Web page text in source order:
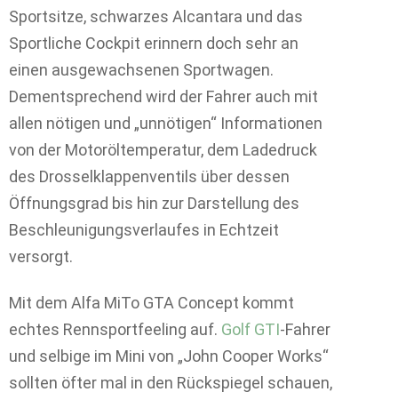
Sportsitze, schwarzes Alcantara und das
Sportliche Cockpit erinnern doch sehr an
einen ausgewachsenen Sportwagen.
Dementsprechend wird der Fahrer auch mit
allen nötigen und „unnötigen“ Informationen
von der Motoröltemperatur, dem Ladedruck
des Drosselklappenventils über dessen
Öffnungsgrad bis hin zur Darstellung des
Beschleunigungsverlaufes in Echtzeit
versorgt.
Mit dem Alfa MiTo GTA Concept kommt
echtes Rennsportfeeling auf. Golf GTI-Fahrer
und selbige im Mini von „John Cooper Works“
sollten öfter mal in den Rückspiegel schauen,